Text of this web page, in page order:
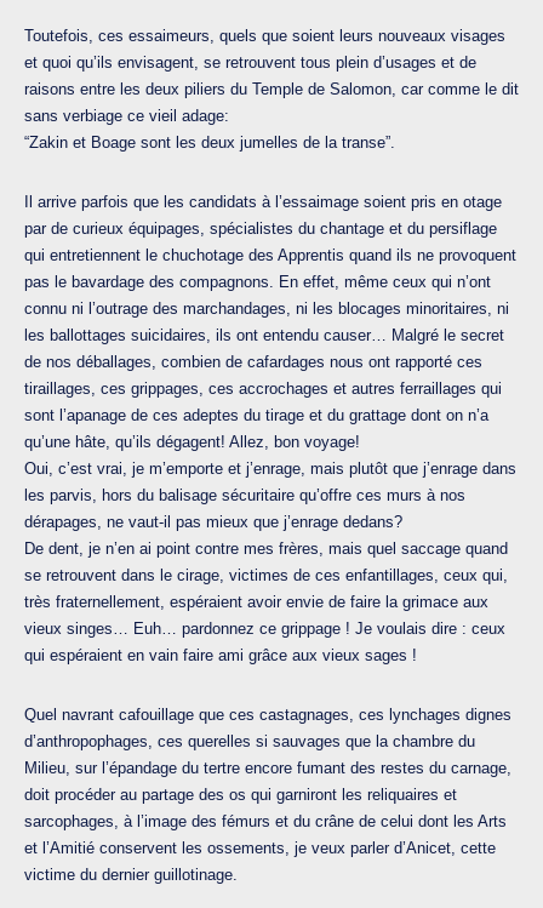
Toutefois, ces essaimeurs, quels que soient leurs nouveaux visages
et quoi qu’ils envisagent, se retrouvent tous plein d’usages et de
raisons entre les deux piliers du Temple de Salomon, car comme le dit
sans verbiage ce vieil adage:
“Zakin et Boage sont les deux jumelles de la transe”.
Il arrive parfois que les candidats à l’essaimage soient pris en otage
par de curieux équipages, spécialistes du chantage et du persiflage
qui entretiennent le chuchotage des Apprentis quand ils ne provoquent
pas le bavardage des compagnons. En effet, même ceux qui n’ont
connu ni l’outrage des marchandages, ni les blocages minoritaires, ni
les ballottages suicidaires, ils ont entendu causer… Malgré le secret
de nos déballages, combien de cafardages nous ont rapporté ces
tiraillages, ces grippages, ces accrochages et autres ferraillages qui
sont l’apanage de ces adeptes du tirage et du grattage dont on n’a
qu’une hâte, qu’ils dégagent! Allez, bon voyage!
Oui, c’est vrai, je m’emporte et j’enrage, mais plutôt que j’enrage dans
les parvis, hors du balisage sécuritaire qu’offre ces murs à nos
dérapages, ne vaut-il pas mieux que j’enrage dedans?
De dent, je n’en ai point contre mes frères, mais quel saccage quand
se retrouvent dans le cirage, victimes de ces enfantillages, ceux qui,
très fraternellement, espéraient avoir envie de faire la grimace aux
vieux singes… Euh… pardonnez ce grippage ! Je voulais dire : ceux
qui espéraient en vain faire ami grâce aux vieux sages !
Quel navrant cafouillage que ces castagnages, ces lynchages dignes
d’anthropophages, ces querelles si sauvages que la chambre du
Milieu, sur l’épandage du tertre encore fumant des restes du carnage,
doit procéder au partage des os qui garniront les reliquaires et
sarcophages, à l’image des fémurs et du crâne de celui dont les Arts
et l’Amitié conservent les ossements, je veux parler d’Anicet, cette
victime du dernier guillotinage.